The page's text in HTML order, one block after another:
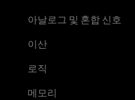
아날로그 및 혼합 신호
이산
로직
메모리